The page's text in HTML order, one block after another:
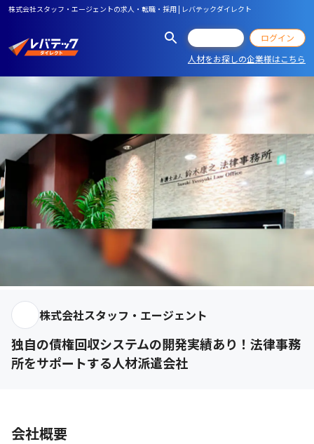
株式会社スタッフ・エージェントの求人・転職・採用 | レバテックダイレクト
ログイン
人材をお探しの企業様はこちら
株式会社スタッフ・エージェント
独自の債権回収システムの開発実績あり！法律事務
所をサポートする人材派遣会社
会社概要